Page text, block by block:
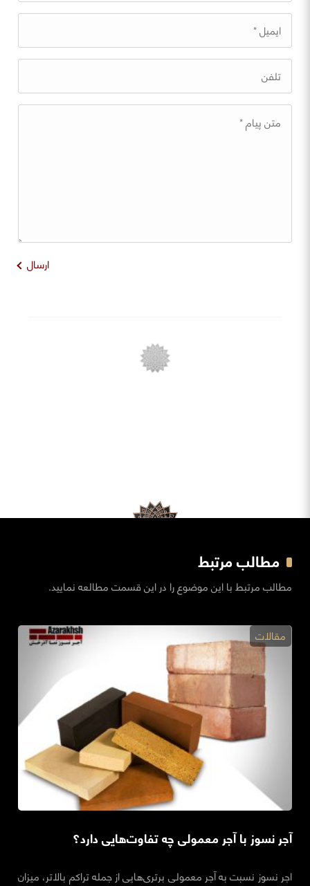
ارسال
مطالب مرتبط
مطالب مرتبط با این موضوع را در این قسمت مطالعه نمایید.
آجر نسوز با آجر معمولی چه تفاوت‌هایی دارد؟
اجر نسوز نسبت به آجر معمولی برتری‌هایی از جمله تراکم بالاتر، میزان
مقالات